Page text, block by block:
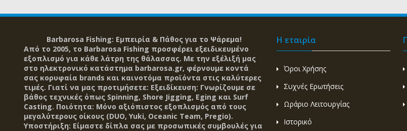
Barbarosa Fishing: Εμπειρία & Πάθος για το Ψάρεμα!
Από το 2005, το Barbarosa Fishing προσφέρει εξειδικευμένο
εξοπλισμό για κάθε λάτρη της θάλασσας. Με την εξέλιξή μας
στο ηλεκτρονικό κατάστημα barbarosa.gr, φέρνουμε κοντά
σας κορυφαία brands και καινοτόμα προϊόντα στις καλύτερες
τιμές. Γιατί να μας προτιμήσετε: Εξειδίκευση: Γνωρίζουμε σε
βάθος τεχνικές όπως Spinning, Shore Jigging, Eging και Surf
Casting. Ποιότητα: Μόνο αξιόπιστος εξοπλισμός από τους
μεγαλύτερους οίκους (DUO, Yuki, Oceanic Team, Pregio).
Υποστήριξη: Είμαστε δίπλα σας με προσωπικές συμβουλές για
Η εταιρία
Όροι Χρήσης
Συχνές Ερωτήσεις
Ωράριο Λειτουργίας
Ιστορικό